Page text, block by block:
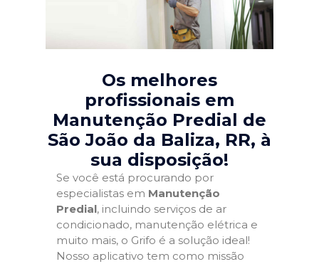
Os melhores
profissionais em
Manutenção Predial de
São João da Baliza, RR, à
sua disposição!
Se você está procurando por
especialistas em Manutenção
Predial, incluindo serviços de ar
condicionado, manutenção elétrica e
muito mais, o Grifo é a solução ideal!
Nosso aplicativo tem como missão